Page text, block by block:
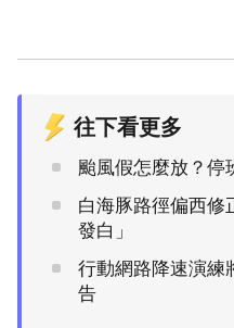
往下看更多
颱風假怎麼放？停
白海豚路徑偏西修
發白」
行動網路降速演練
告